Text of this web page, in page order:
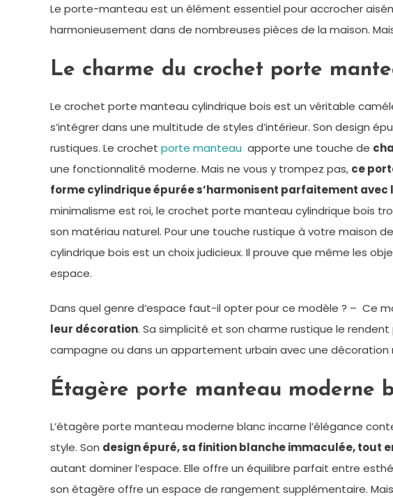
Le porte-manteau est un élément essentiel pour accrocher
harmonieusement dans de nombreuses pièces de la maison.
Le charme du crochet porte
Le crochet porte manteau cylindrique bois est un véritable
s’intégrer dans une multitude de styles d’intérieur. Son design
rustiques. Le crochet porte manteau apporte une touche de
une fonctionnalité moderne. Mais ne vous y trompez pas, ce
forme cylindrique épurée s’harmonisent parfaitement avec
minimalisme est roi, le crochet porte manteau cylindrique bois
son matériau naturel. Pour une touche rustique à votre maison
cylindrique bois est un choix judicieux. Il prouve que même les
espace.
Dans quel genre d’espace faut-il opter pour ce modèle ? – Ce
leur décoration. Sa simplicité et son charme rustique le
campagne ou dans un appartement urbain avec une
Étagère porte manteau moderne
L’étagère porte manteau moderne blanc incarne l’élégance
style. Son design épuré, sa finition blanche immaculée, tout
autant dominer l’espace. Elle offre un équilibre parfait entre
son étagère offre un espace de rangement supplémentaire.